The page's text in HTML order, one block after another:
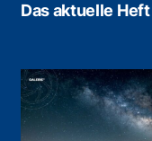
Das aktuelle Heft